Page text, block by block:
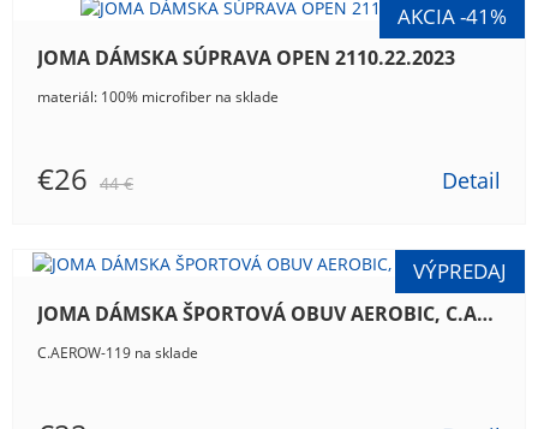
JOMA DÁMSKA SÚPRAVA OPEN 2110.22.2023
materiál: 100% microfiber na sklade
€26 44 € Detail
JOMA DÁMSKA ŠPORTOVÁ OBUV AEROBIC, C.AEROW-119
C.AEROW-119 na sklade